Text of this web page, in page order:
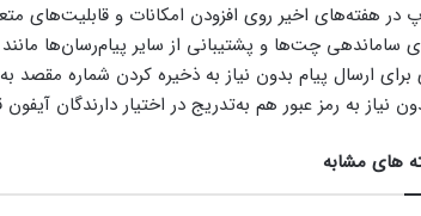
در هفته‌های اخیر روی افزودن امکانات و قابلیت‌های
ساماندهی چت‌ها و پشتیبانی از سایر پیام‌رسان‌ها
ارسال پیام بدون نیاز به ذخیره کردن شماره مقصد
نیاز به رمز عبور هم به‌تدریج در اختیار دارندگان آیفون
های مشابه